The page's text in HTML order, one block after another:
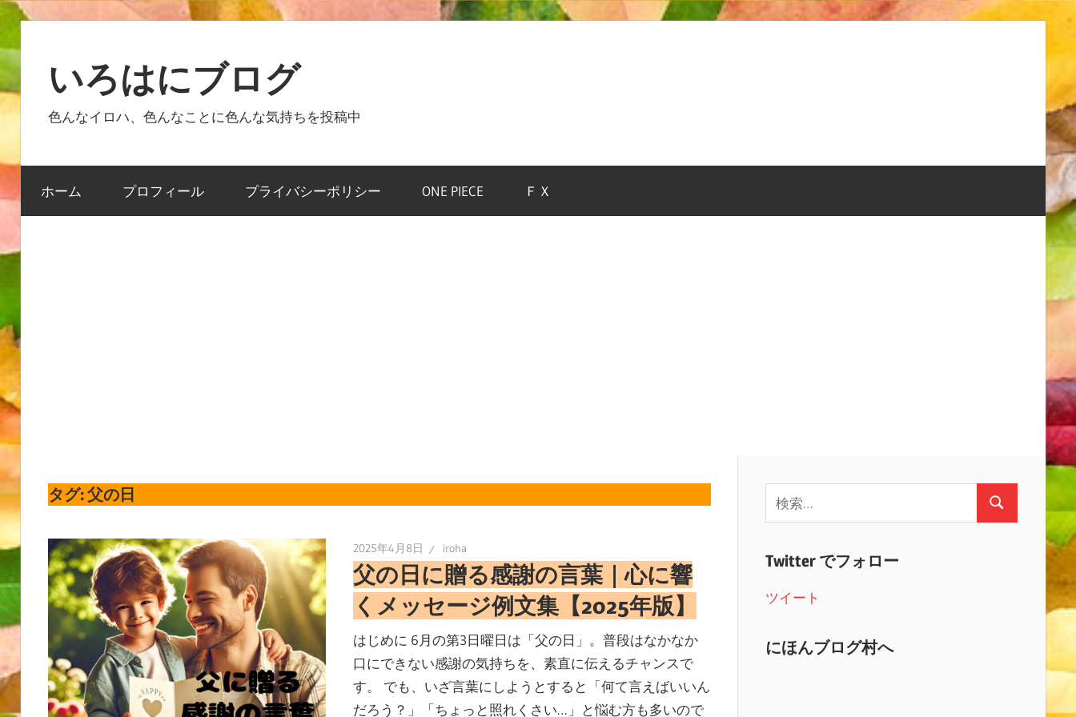
ン
ン
ス
キ
ッ
いろはにブログ
色んなイロハ、色んなことに色んな気持ちを投稿中
ホーム プロフィール プライバシーポリシー ONE PIECE ＦＸ
タグ:父の日
2025年4月8日 iroha
父の日に贈る感謝の言葉｜心に響
くメッセージ例文集【2025年版】
はじめに 6月の第3日曜日は「父の日」。普段はなかなか
口にできない感謝の気持ちを、素直に伝えるチャンスで
す。 でも、いざ言葉にしようとすると「何て言えばいいん
だろう？」「ちょっと照れくさい…」と悩む方も多いので
検
Twitter でフォロー
ツイート
にほんブログ村へ